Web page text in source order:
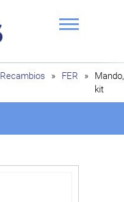
Ragas
Recambios » FER »
Mando,
kit